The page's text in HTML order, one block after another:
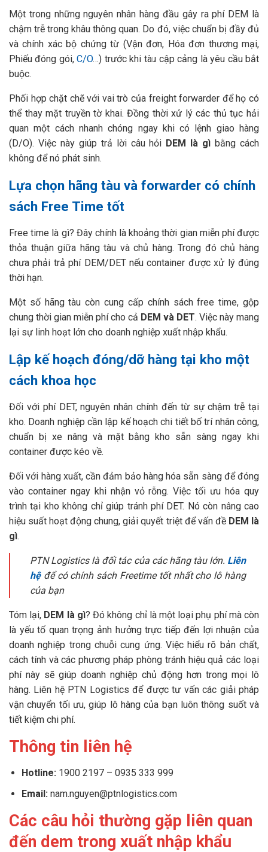
Một trong những nguyên nhân hàng đầu gây ra phí DEM là
chậm trễ trong khâu thông quan. Do đó, việc chuẩn bị đầy đủ
và chính xác bộ chứng từ (Vận đơn, Hóa đơn thương mại,
Phiếu đóng gói,C/O…) trước khi tàu cập cảng là yêu cầu bắt
buộc.
Phối hợp chặt chẽ với vai trò của freight forwarder để họ có
thể thay mặt truyền tờ khai. Đồng thời xử lý các thủ tục hải
quan một cách nhanh chóng ngay khi có lệnh giao hàng
(D/O). Việc này giúp trả lời câu hỏi DEM là gì bằng cách
không để nó phát sinh.
Lựa chọn hãng tàu và forwarder có chính
sách Free Time tốt
Free time là gì? Đây chính là khoảng thời gian miễn phí được
thỏa thuận giữa hãng tàu và chủ hàng. Trong đó chủ hàng
chưa phải trả phí DEM/DET nếu container được xử lý đúng
thời hạn.
Một số hãng tàu còn cung cấp chính sách free time, gộp
chung thời gian miễn phí cho cả DEM và DET. Việc này mang
lại sự linh hoạt lớn cho doanh nghiệp xuất nhập khẩu.
Lập kế hoạch đóng/dỡ hàng tại kho một
cách khoa học
Đối với phí DET, nguyên nhân chính đến từ sự chậm trễ tại
kho. Doanh nghiệp cần lập kế hoạch chi tiết bố trí nhân công,
chuẩn bị xe nâng và mặt bằng kho sẵn sàng ngay khi
container được kéo về.
Đối với hàng xuất, cần đảm bảo hàng hóa sẵn sàng để đóng
vào container ngay khi nhận vỏ rỗng. Việc tối ưu hóa quy
trình tại kho không chỉ giúp tránh phí DET. Nó còn nâng cao
hiệu suất hoạt động chung, giải quyết triệt để vấn đề DEM là
gì.
PTN Logistics là đối tác của các hãng tàu lớn. Liên
hệđể có chính sách Freetime tốt nhất cho lô hàng
của bạn
Tóm lại, DEM là gì? Đó không chỉ là một loại phụ phí mà còn
là yếu tố quan trọng ảnh hưởng trực tiếp đến lợi nhuận của
doanh nghiệp trong chuỗi cung ứng. Việc hiểu rõ bản chất,
cách tính và các phương pháp phòng tránh hiệu quả các loại
phí này sẽ giúp doanh nghiệp chủ động hơn trong mọi lô
hàng. Liên hệ PTN Logistics để được tư vấn các giải pháp
vận chuyển tối ưu, giúp lô hàng của bạn luôn thông suốt và
tiết kiệm chi phí.
Thông tin liên hệ
Hotline:1900 2197 – 0935 333 999
Email: nam.nguyen@ptnlogistics.com
Các câu hỏi thường gặp liên quan
đến dem trong xuất nhập khẩu